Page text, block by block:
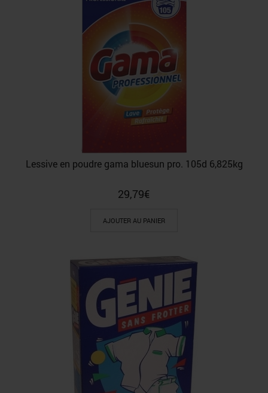
Lessive en poudre gama bluesun pro. 105d 6,825kg
29,79€
AJOUTER AU PANIER